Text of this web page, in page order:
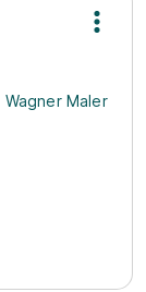
Wagner Maler